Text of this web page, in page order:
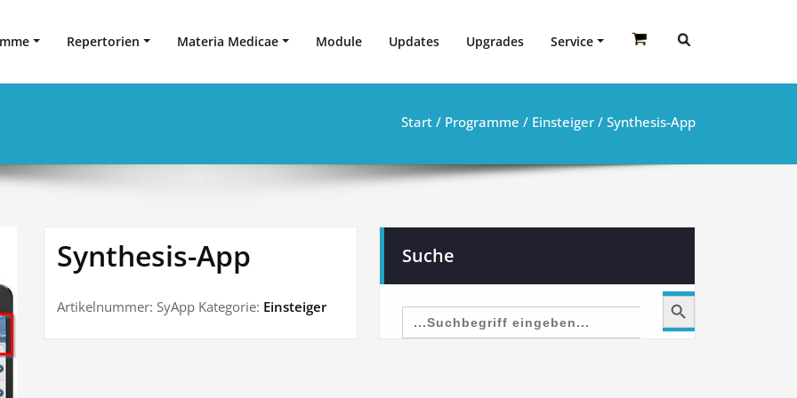
Repertorien Materia Medicae Module Updates Upgrades Service
Start / Programme / Einsteiger / Synthesis-App
Synthesis-App
Artikelnummer:SyApp Kategorie: Einsteiger
Suche
Search
for:
Search Button